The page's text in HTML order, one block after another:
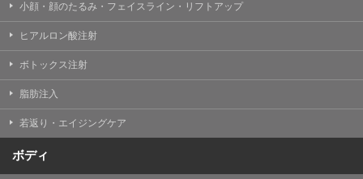
小顔・顔のたるみ・フェイスライン・リフトアップ
ヒアルロン酸注射
ボトックス注射
脂肪注入
若返り・エイジングケア
ボディ